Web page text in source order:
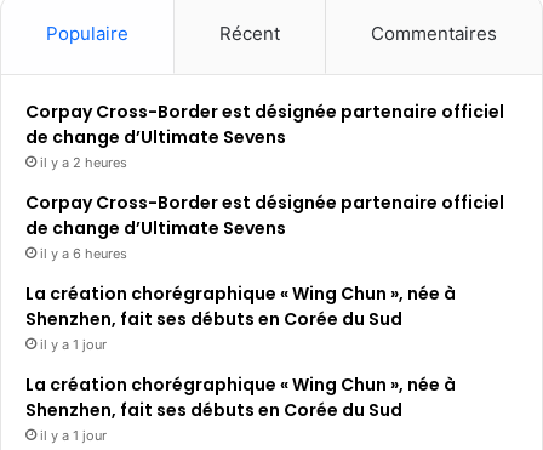
Populaire Récent Commentaires
Corpay Cross-Border est désignée partenaire officiel
de change d’Ultimate Sevens
il y a 2 heures
Corpay Cross-Border est désignée partenaire officiel
de change d’Ultimate Sevens
il y a 6 heures
La création chorégraphique « Wing Chun », née à
Shenzhen, fait ses débuts en Corée du Sud
il y a 1 jour
La création chorégraphique « Wing Chun », née à
Shenzhen, fait ses débuts en Corée du Sud
il y a 1 jour